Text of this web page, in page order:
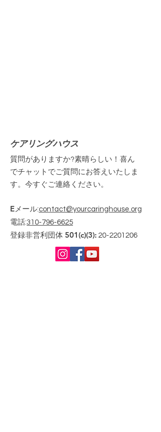
ケアリングハウス
質問がありますか?素晴らしい！喜ん
でチャットでご質問にお答えいたしま
す。今すぐご連絡ください。
Eメール:contact@yourcaringhouse.org
電話:310-796-6625
登録非営利団体 501(c)(3): 20-2201206